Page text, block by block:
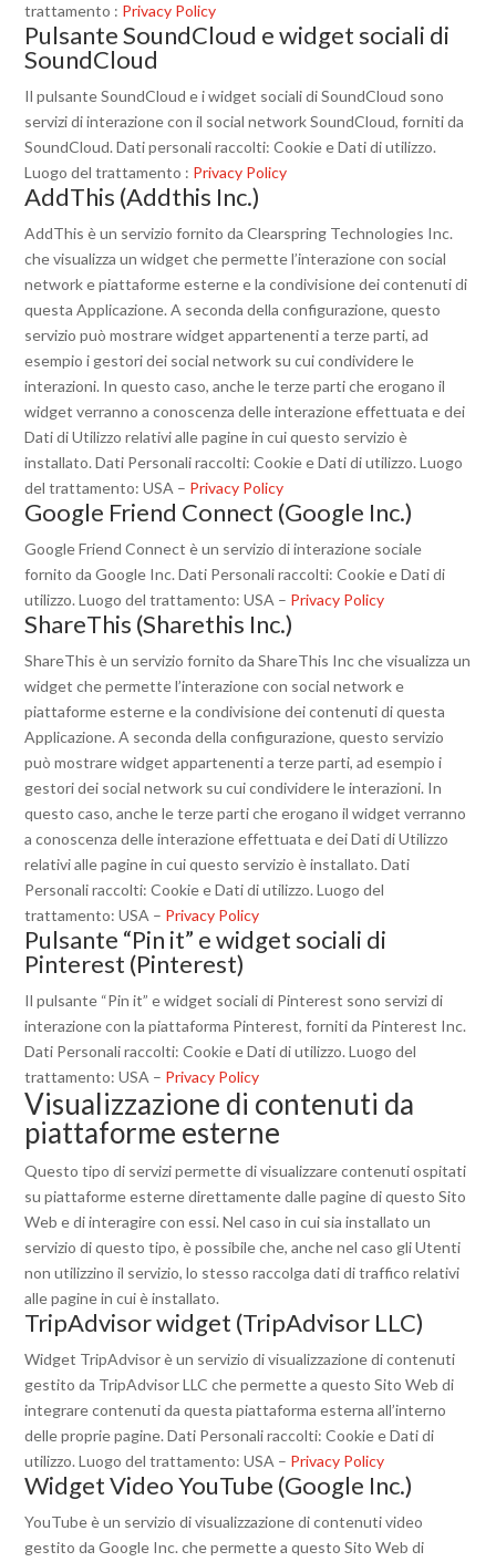
trattamento : Privacy Policy
Pulsante SoundCloud e widget sociali di
SoundCloud
Il pulsante SoundCloud e i widget sociali di SoundCloud sono
servizi di interazione con il social network SoundCloud, forniti da
SoundCloud. Dati personali raccolti: Cookie e Dati di utilizzo.
Luogo del trattamento : Privacy Policy
AddThis (Addthis Inc.)
AddThis è un servizio fornito da Clearspring Technologies Inc.
che visualizza un widget che permette l’interazione con social
network e piattaforme esterne e la condivisione dei contenuti di
questa Applicazione. A seconda della configurazione, questo
servizio può mostrare widget appartenenti a terze parti, ad
esempio i gestori dei social network su cui condividere le
interazioni. In questo caso, anche le terze parti che erogano il
widget verranno a conoscenza delle interazione effettuata e dei
Dati di Utilizzo relativi alle pagine in cui questo servizio è
installato. Dati Personali raccolti: Cookie e Dati di utilizzo. Luogo
del trattamento: USA – Privacy Policy
Google Friend Connect (Google Inc.)
Google Friend Connect è un servizio di interazione sociale
fornito da Google Inc. Dati Personali raccolti: Cookie e Dati di
utilizzo. Luogo del trattamento: USA – Privacy Policy
ShareThis (Sharethis Inc.)
ShareThis è un servizio fornito da ShareThis Inc che visualizza un
widget che permette l’interazione con social network e
piattaforme esterne e la condivisione dei contenuti di questa
Applicazione. A seconda della configurazione, questo servizio
può mostrare widget appartenenti a terze parti, ad esempio i
gestori dei social network su cui condividere le interazioni. In
questo caso, anche le terze parti che erogano il widget verranno
a conoscenza delle interazione effettuata e dei Dati di Utilizzo
relativi alle pagine in cui questo servizio è installato. Dati
Personali raccolti: Cookie e Dati di utilizzo. Luogo del
trattamento: USA – Privacy Policy
Pulsante “Pin it” e widget sociali di
Pinterest (Pinterest)
Il pulsante “Pin it” e widget sociali di Pinterest sono servizi di
interazione con la piattaforma Pinterest, forniti da Pinterest Inc.
Dati Personali raccolti: Cookie e Dati di utilizzo. Luogo del
trattamento: USA – Privacy Policy
Visualizzazione di contenuti da
piattaforme esterne
Questo tipo di servizi permette di visualizzare contenuti ospitati
su piattaforme esterne direttamente dalle pagine di questo Sito
Web e di interagire con essi. Nel caso in cui sia installato un
servizio di questo tipo, è possibile che, anche nel caso gli Utenti
non utilizzino il servizio, lo stesso raccolga dati di traffico relativi
alle pagine in cui è installato.
TripAdvisor widget (TripAdvisor LLC)
Widget TripAdvisor è un servizio di visualizzazione di contenuti
gestito da TripAdvisor LLC che permette a questo Sito Web di
integrare contenuti da questa piattaforma esterna all’interno
delle proprie pagine. Dati Personali raccolti: Cookie e Dati di
utilizzo. Luogo del trattamento: USA – Privacy Policy
Widget Video YouTube (Google Inc.)
YouTube è un servizio di visualizzazione di contenuti video
gestito da Google Inc. che permette a questo Sito Web di